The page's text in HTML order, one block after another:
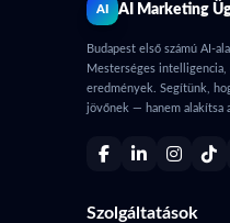
AI AI Marketing
Budapest első számú AI-
Mesterséges
eredmények. Segítünk,
jövőnek — hanem alakítsa
Szolgáltatások